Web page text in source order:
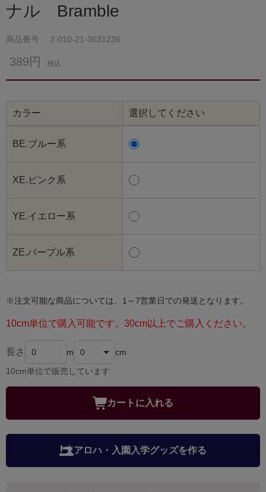
ナル Bramble
商品番号 2-010-21-3631236
389円 税込
カラー 選択してください
BE.ブルー系
XE.ピンク系
YE.イエロー系
ZE.パープル系
※注文可能な商品については、1～7営業日での発送となります。
10cm単位で購入可能です。30cm以上でご購入ください。
長さ m cm
10cm単位で販売しています
カートに入れる
アロハ・入園入学グッズを作る